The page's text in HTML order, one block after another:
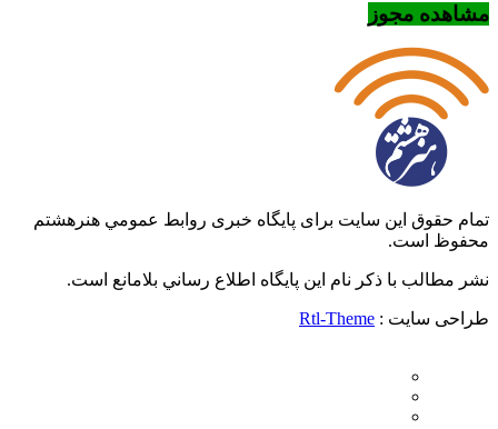
مشاهده مجوز
تمام حقوق این سایت برای پایگاه خبری روابط عمومي هنرهشتم
محفوظ است.
نشر مطالب با ذکر نام اين پايگاه اطلاع رساني بلامانع است.
طراحی سایت : Rtl-Theme